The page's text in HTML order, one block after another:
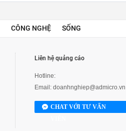
CÔNG NGHỆ SỐNG
Liên hệ quảng cáo
Hotline:
Email: doanhnghiep@admicro.vn
CHAT VỚI TƯ VẤN